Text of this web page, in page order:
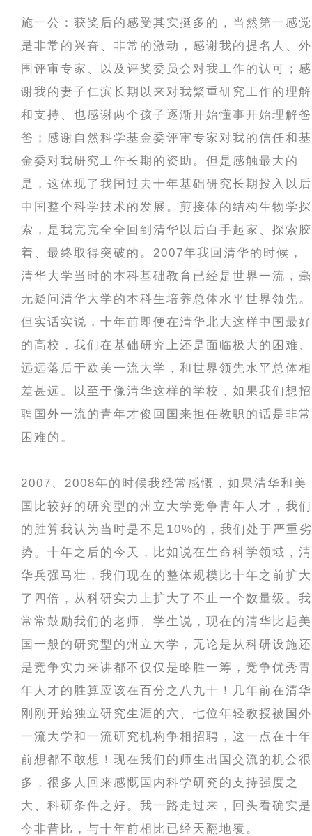
施一公：获奖后的感受其实挺多的，当然第一感觉
是非常的兴奋、非常的激动，感谢我的提名人、外
围评审专家、以及评奖委员会对我工作的认可；感
谢我的妻子仁滨长期以来对我繁重研究工作的理解
和支持、也感谢两个孩子逐渐开始懂事开始理解爸
爸；感谢自然科学基金委评审专家对我的信任和基
金委对我研究工作长期的资助。但是感触最大的
是，这体现了我国过去十年基础研究长期投入以后
中国整个科学技术的发展。剪接体的结构生物学探
索，是我完完全全回到清华以后白手起家、探索胶
着、最终取得突破的。2007年我回清华的时候，
清华大学当时的本科基础教育已经是世界一流，毫
无疑问清华大学的本科生培养总体水平世界领先。
但实话实说，十年前即便在清华北大这样中国最好
的高校，我们在基础研究上还是面临极大的困难、
远远落后于欧美一流大学，和世界领先水平总体相
差甚远。以至于像清华这样的学校，如果我们想招
聘国外一流的青年才俊回国来担任教职的话是非常
困难的。
2007、2008年的时候我经常感慨，如果清华和美
国比较好的研究型的州立大学竞争青年人才，我们
的胜算我认为当时是不足10%的，我们处于严重劣
势。十年之后的今天，比如说在生命科学领域，清
华兵强马壮，我们现在的整体规模比十年之前扩大
了四倍，从科研实力上扩大了不止一个数量级。我
常常鼓励我们的老师、学生说，现在的清华比起美
国一般的研究型的州立大学，无论是从科研设施还
是竞争实力来讲都不仅仅是略胜一筹，竞争优秀青
年人才的胜算应该在百分之八九十！几年前在清华
刚刚开始独立研究生涯的六、七位年轻教授被国外
一流大学和一流研究机构争相招聘，这一点在十年
前想都不敢想！现在我们的师生出国交流的机会很
多，很多人回来感慨国内科学研究的支持强度之
大、科研条件之好。我一路走过来，回头看确实是
今非昔比，与十年前相比已经天翻地覆。